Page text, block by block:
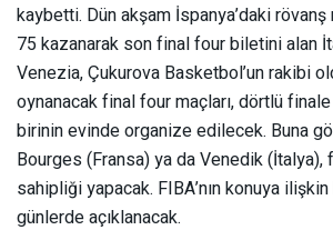
kaybetti. Dün akşam İspanya’daki
75 kazanarak son final four biletini alan
Venezia, Çukurova Basketbol’un rakibi
oynanacak final four maçları, dörtlü
birinin evinde organize edilecek. Buna
Bourges (Fransa) ya da Venedik (İtalya),
sahipliği yapacak. FIBA’nın konuya
günlerde açıklanacak.